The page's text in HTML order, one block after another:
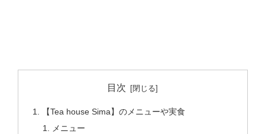
目次
【Tea house Sima】のメニューや実食
メニュー